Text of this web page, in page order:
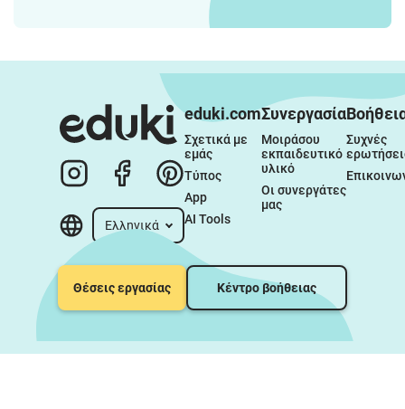
Ελληνικά
eduki.com
Σχετικά με
εμάς
Τύπος
App
AI Tools
Συνεργασία
Μοιράσου
εκπαιδευτικό
υλικό
Οι συνεργάτες
μας
Συχνές
Θέσεις εργασίας Κέντρο βοήθειας